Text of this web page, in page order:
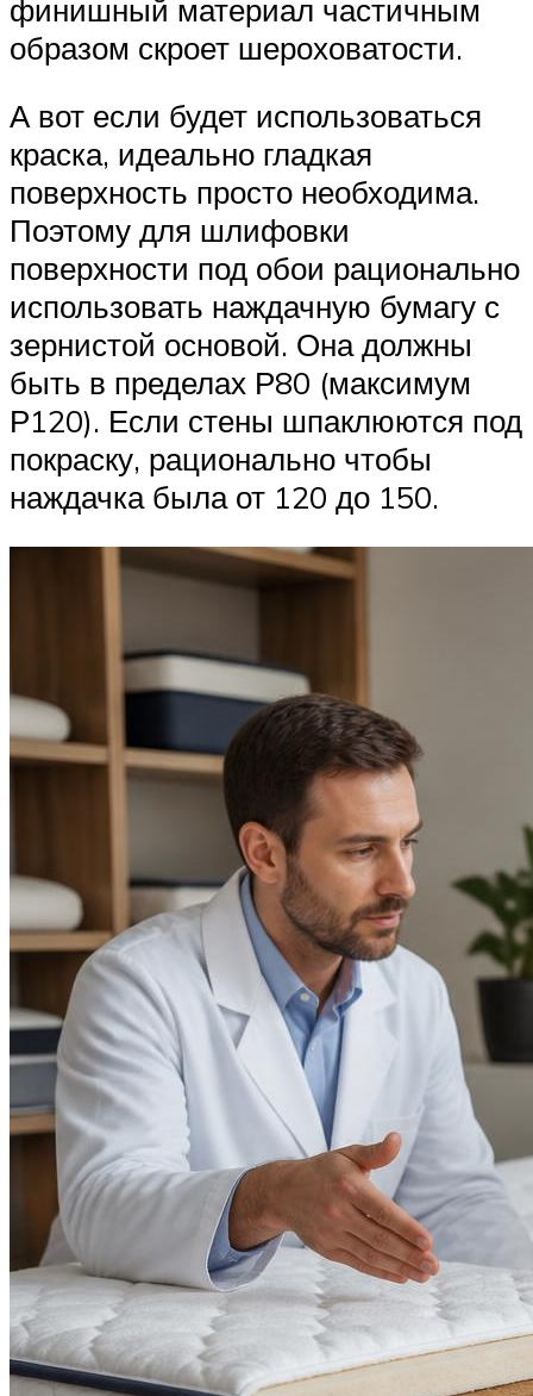
финишный материал частичным
образом скроет шероховатости.
А вот если будет использоваться
краска, идеально гладкая
поверхность просто необходима.
Поэтому для шлифовки
поверхности под обои рационально
использовать наждачную бумагу с
зернистой основой. Она должны
быть в пределах Р80 (максимум
Р120). Если стены шпаклюются под
покраску, рационально чтобы
наждачка была от 120 до 150.